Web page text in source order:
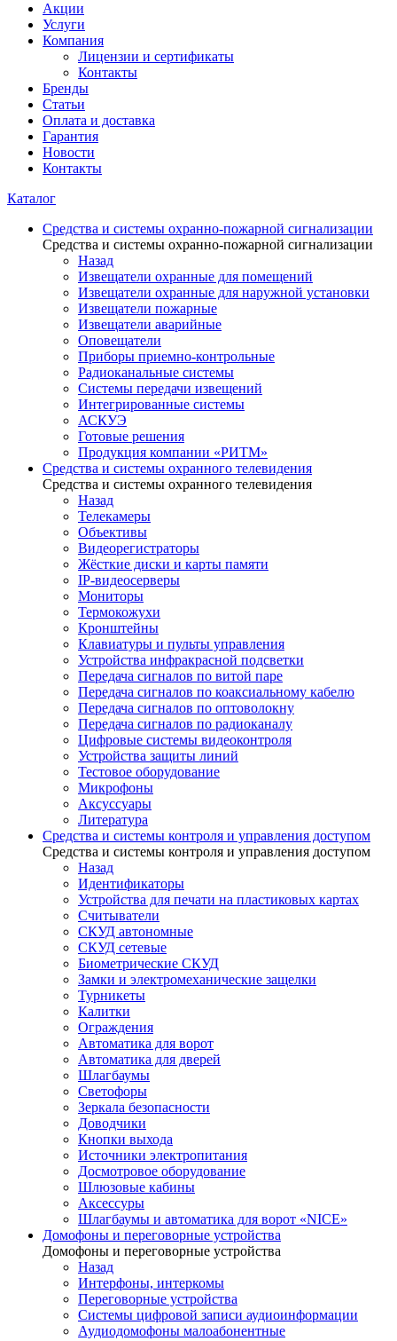
Акции
Услуги
Компания
Лицензии и сертификаты
Контакты
Бренды
Статьи
Оплата и доставка
Гарантия
Новости
Контакты
Каталог
Средства и системы охранно-пожарной сигнализации
Средства и системы охранно-пожарной сигнализации
Назад
Извещатели охранные для помещений
Извещатели охранные для наружной установки
Извещатели пожарные
Извещатели аварийные
Оповещатели
Приборы приемно-контрольные
Радиоканальные системы
Системы передачи извещений
Интегрированные системы
АСКУЭ
Готовые решения
Продукция компании «РИТМ»
Средства и системы охранного телевидения
Средства и системы охранного телевидения
Назад
Телекамеры
Объективы
Видеорегистраторы
Жёсткие диски и карты памяти
IP-видеосерверы
Мониторы
Термокожухи
Кронштейны
Клавиатуры и пульты управления
Устройства инфракрасной подсветки
Передача сигналов по витой паре
Передача сигналов по коаксиальному кабелю
Передача сигналов по оптоволокну
Передача сигналов по радиоканалу
Цифровые системы видеоконтроля
Устройства защиты линий
Тестовое оборудование
Микрофоны
Аксуссуары
Литература
Средства и системы контроля и управления доступом
Средства и системы контроля и управления доступом
Назад
Идентификаторы
Устройства для печати на пластиковых картах
Считыватели
СКУД автономные
СКУД сетевые
Биометрические СКУД
Замки и электромеханические защелки
Турникеты
Калитки
Ограждения
Автоматика для ворот
Автоматика для дверей
Шлагбаумы
Светофоры
Зеркала безопасности
Доводчики
Кнопки выхода
Источники электропитания
Досмотровое оборудование
Шлюзовые кабины
Аксессуры
Шлагбаумы и автоматика для ворот «NICE»
Домофоны и переговорные устройства
Домофоны и переговорные устройства
Назад
Интерфоны, интеркомы
Переговорные устройства
Системы цифровой записи аудиоинформации
Аудиодомофоны малоабонентные